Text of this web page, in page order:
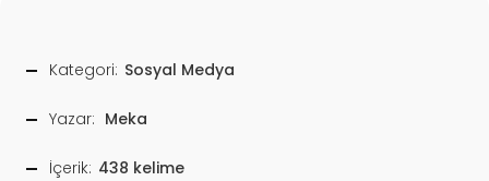
Kategori: Sosyal Medya
Yazar: Meka
İçerik: 438 kelime